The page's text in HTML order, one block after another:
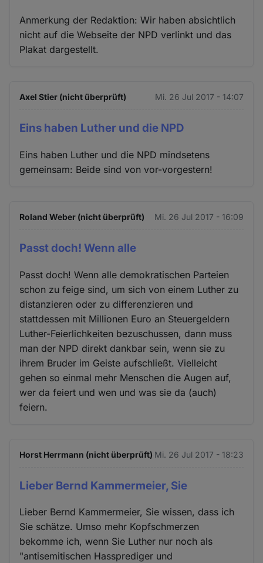
Anmerkung der Redaktion: Wir haben absichtlich
nicht auf die Webseite der NPD verlinkt und das
Plakat dargestellt.
Axel Stier (nicht überprüft) Mi. 26 Jul 2017 - 14:07
Eins haben Luther und die NPD
Eins haben Luther und die NPD mindsetens
gemeinsam: Beide sind von vor-vorgestern!
Roland Weber (nicht überprüft) Mi. 26 Jul 2017 - 16:09
Passt doch! Wenn alle
Passt doch! Wenn alle demokratischen Parteien
schon zu feige sind, um sich von einem Luther zu
distanzieren oder zu differenzieren und
stattdessen mit Millionen Euro an Steuergeldern
Luther-Feierlichkeiten bezuschussen, dann muss
man der NPD direkt dankbar sein, wenn sie zu
ihrem Bruder im Geiste aufschließt. Vielleicht
gehen so einmal mehr Menschen die Augen auf,
wer da feiert und wen und was sie da (auch)
feiern.
Horst Herrmann (nicht überprüft) Mi. 26 Jul 2017 - 18:23
Lieber Bernd Kammermeier, Sie
Lieber Bernd Kammermeier, Sie wissen, dass ich
Sie schätze. Umso mehr Kopfschmerzen
bekomme ich, wenn Sie Luther nur noch als
"antisemitischen Hassprediger und